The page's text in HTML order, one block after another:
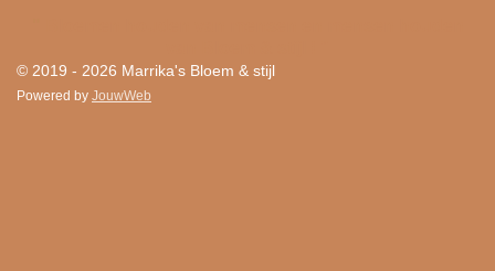
© 2019 - 2026 Marrika's Bloem & stijl
Powered by JouwWeb